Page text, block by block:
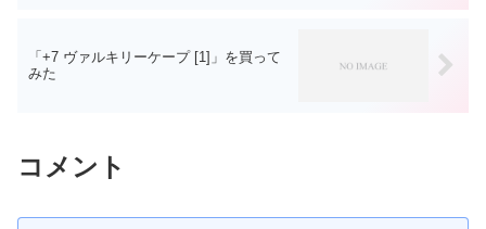
「+7 ヴァルキリーケープ [1]」を買って
みた
コメント